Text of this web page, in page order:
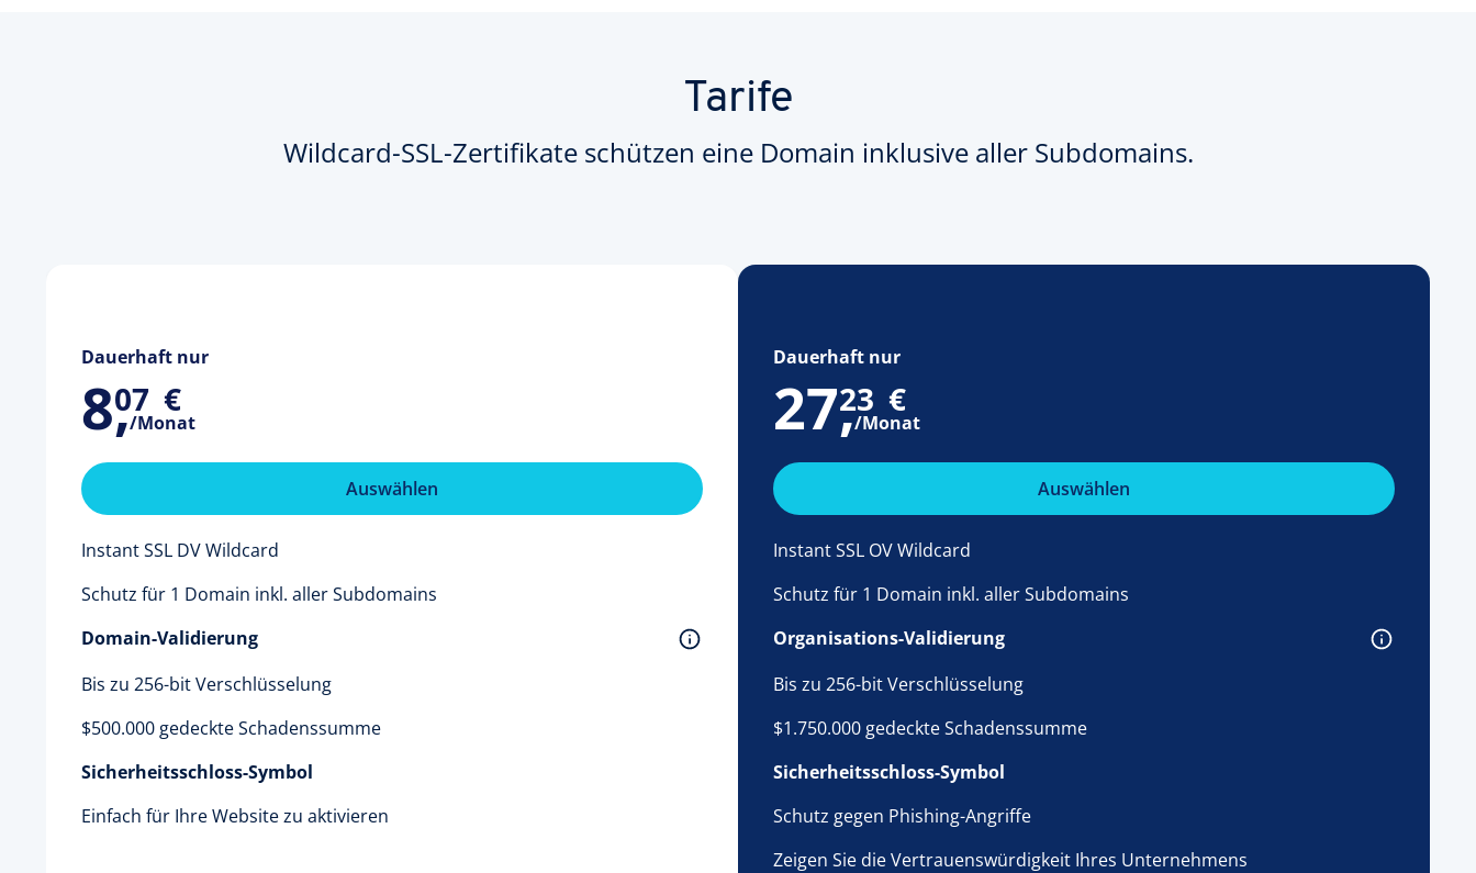
Tarife
Wildcard-SSL-Zertifikate schützen eine Domain inklusive aller Subdomains.
Dauerhaft nur
8,
07 €
/Monat
Auswählen
Instant SSL DV Wildcard
Schutz für 1 Domain inkl. aller Subdomains
Domain-Validierung
Bis zu 256-bit Verschlüsselung
$500.000 gedeckte Schadenssumme
Sicherheitsschloss-Symbol
Einfach für Ihre Website zu aktivieren
Dauerhaft nur
27,
23 €
/Monat
Auswählen
Instant SSL OV Wildcard
Schutz für 1 Domain inkl. aller Subdomains
Organisations-Validierung
Bis zu 256-bit Verschlüsselung
$1.750.000 gedeckte Schadenssumme
Sicherheitsschloss-Symbol
Schutz gegen Phishing-Angriffe
Zeigen Sie die Vertrauenswürdigkeit Ihres Unternehmens